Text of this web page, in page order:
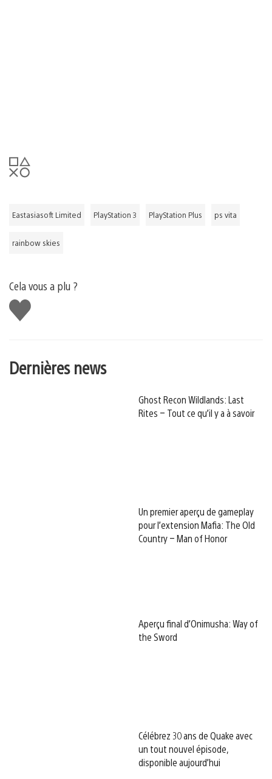
Eastasiasoft Limited PlayStation 3 PlayStation Plus ps vita
rainbow skies
Cela vous a plu ?
J'aime
Dernières news
Ghost Recon Wildlands: Last
Rites – Tout ce qu’il y a à savoir
Un premier aperçu de gameplay
pour l’extension Mafia: The Old
Country – Man of Honor
Aperçu final d’Onimusha: Way of
the Sword
Célébrez 30 ans de Quake avec
un tout nouvel épisode,
disponible aujourd’hui